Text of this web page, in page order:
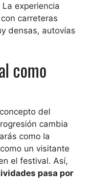
experiencia
carreteras
densas, autovías
como
del
cambia
como la
un visitante
el festival. Así,
pasa por